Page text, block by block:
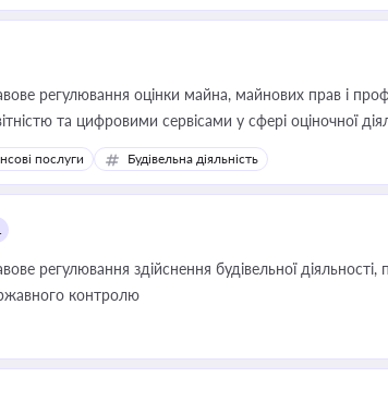
регулювання оцінки майна, майнових прав і
та цифровими сервісами у сфері оціночної
для власника бізнесу, керівника, юриста або
майна, корпоративних угод і перевірки статусу
послуги Будівельна діяльність
регулювання здійснення будівельної
контролю